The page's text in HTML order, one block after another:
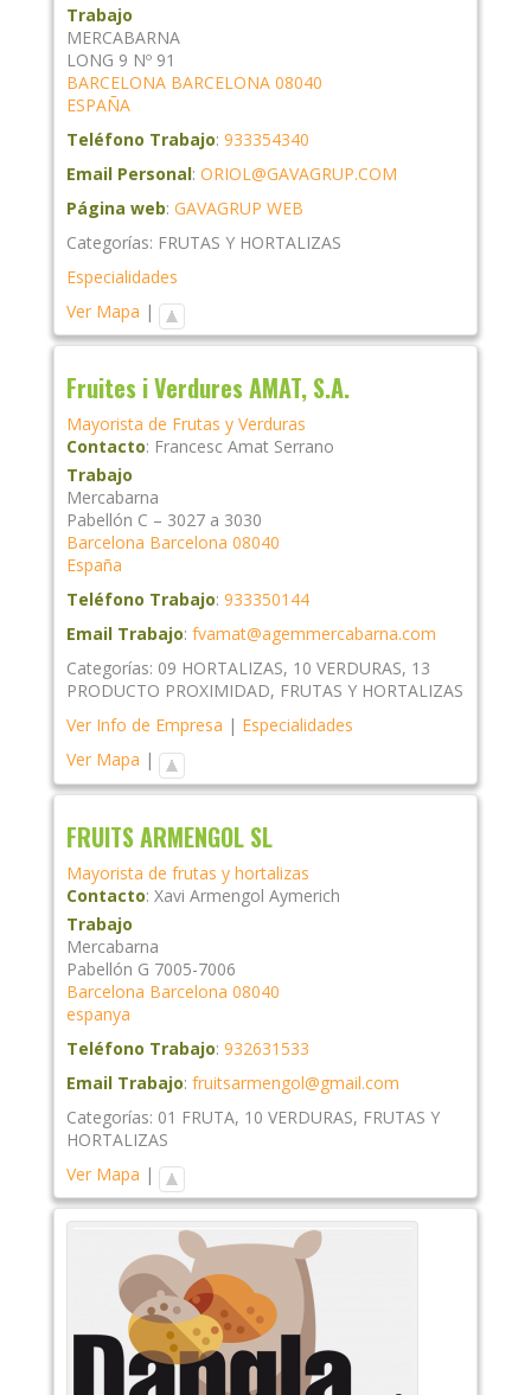
Trabajo
MERCABARNA
LONG 9 Nº 91
BARCELONA BARCELONA 08040
ESPAÑA
Teléfono Trabajo: 933354340
Email Personal: ORIOL@GAVAGRUP.COM
Página web: GAVAGRUP WEB
Categorías: FRUTAS Y HORTALIZAS
Especialidades
Ver Mapa |
Fruites i Verdures AMAT, S.A.
Mayorista de Frutas y Verduras
Contacto: Francesc Amat Serrano
Trabajo
Mercabarna
Pabellón C – 3027 a 3030
Barcelona Barcelona 08040
España
Teléfono Trabajo: 933350144
Email Trabajo: fvamat@agemmercabarna.com
Categorías: 09 HORTALIZAS, 10 VERDURAS, 13
PRODUCTO PROXIMIDAD, FRUTAS Y HORTALIZAS
Ver Info de Empresa | Especialidades
Ver Mapa |
FRUITS ARMENGOL SL
Mayorista de frutas y hortalizas
Contacto: Xavi Armengol Aymerich
Trabajo
Mercabarna
Pabellón G 7005-7006
Barcelona Barcelona 08040
espanya
Teléfono Trabajo: 932631533
Email Trabajo: fruitsarmengol@gmail.com
Categorías: 01 FRUTA, 10 VERDURAS, FRUTAS Y
HORTALIZAS
Ver Mapa |